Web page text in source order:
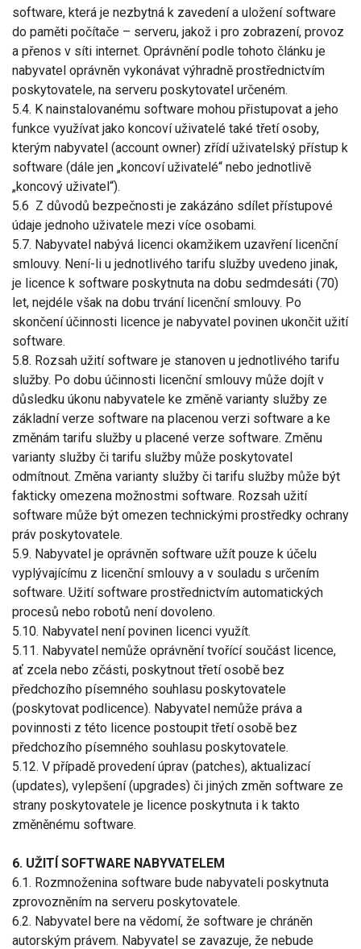
software, která je nezbytná k zavedení a uložení software
do paměti počítače – serveru, jakož i pro zobrazení, provoz
a přenos v síti internet. Oprávnění podle tohoto článku je
nabyvatel oprávněn vykonávat výhradně prostřednictvím
poskytovatele, na serveru poskytovatel určeném.
5.4. K nainstalovanému software mohou přistupovat a jeho
funkce využívat jako koncoví uživatelé také třetí osoby,
kterým nabyvatel (account owner) zřídí uživatelský přístup k
software (dále jen „koncoví uživatelé“ nebo jednotlivě
„koncový uživatel“).
5.6 Z důvodů bezpečnosti je zakázáno sdílet přístupové
údaje jednoho uživatele mezi více osobami.
5.7. Nabyvatel nabývá licenci okamžikem uzavření licenční
smlouvy. Není-li u jednotlivého tarifu služby uvedeno jinak,
je licence k software poskytnuta na dobu sedmdesáti (70)
let, nejdéle však na dobu trvání licenční smlouvy. Po
skončení účinnosti licence je nabyvatel povinen ukončit užití
software.
5.8. Rozsah užití software je stanoven u jednotlivého tarifu
služby. Po dobu účinnosti licenční smlouvy může dojít v
důsledku úkonu nabyvatele ke změně varianty služby ze
základní verze software na placenou verzi software a ke
změnám tarifu služby u placené verze software. Změnu
varianty služby či tarifu služby může poskytovatel
odmítnout. Změna varianty služby či tarifu služby může být
fakticky omezena možnostmi software. Rozsah užití
software může být omezen technickými prostředky ochrany
práv poskytovatele.
5.9. Nabyvatel je oprávněn software užít pouze k účelu
vyplývajícímu z licenční smlouvy a v souladu s určením
software. Užití software prostřednictvím automatických
procesů nebo robotů není dovoleno.
5.10. Nabyvatel není povinen licenci využít.
5.11. Nabyvatel nemůže oprávnění tvořící součást licence,
ať zcela nebo zčásti, poskytnout třetí osobě bez
předchozího písemného souhlasu poskytovatele
(poskytovat podlicence). Nabyvatel nemůže práva a
povinnosti z této licence postoupit třetí osobě bez
předchozího písemného souhlasu poskytovatele.
5.12. V případě provedení úprav (patches), aktualizací
(updates), vylepšení (upgrades) či jiných změn software ze
strany poskytovatele je licence poskytnuta i k takto
změněnému software.
6. UŽITÍ SOFTWARE NABYVATELEM
6.1. Rozmnoženina software bude nabyvateli poskytnuta
zprovozněním na serveru poskytovatele.
6.2. Nabyvatel bere na vědomí, že software je chráněn
autorským právem. Nabyvatel se zavazuje, že nebude